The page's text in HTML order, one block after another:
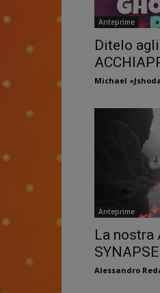
Anteprime
Ditelo
Michael
Anteprime
La nostra
Alessandro